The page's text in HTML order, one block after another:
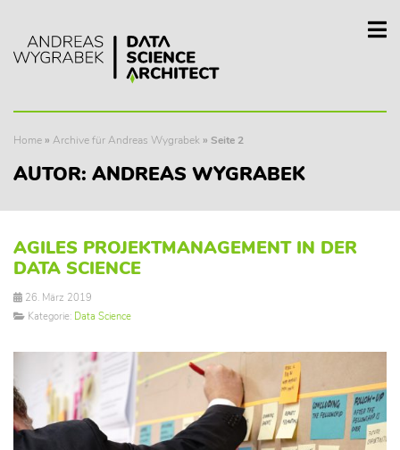
Home » Archive für Andreas Wygrabek » Seite 2
AUTOR: ANDREAS WYGRABEK
AGILES PROJEKTMANAGEMENT IN DER
DATA SCIENCE
26. März 2019
Kategorie: Data Science